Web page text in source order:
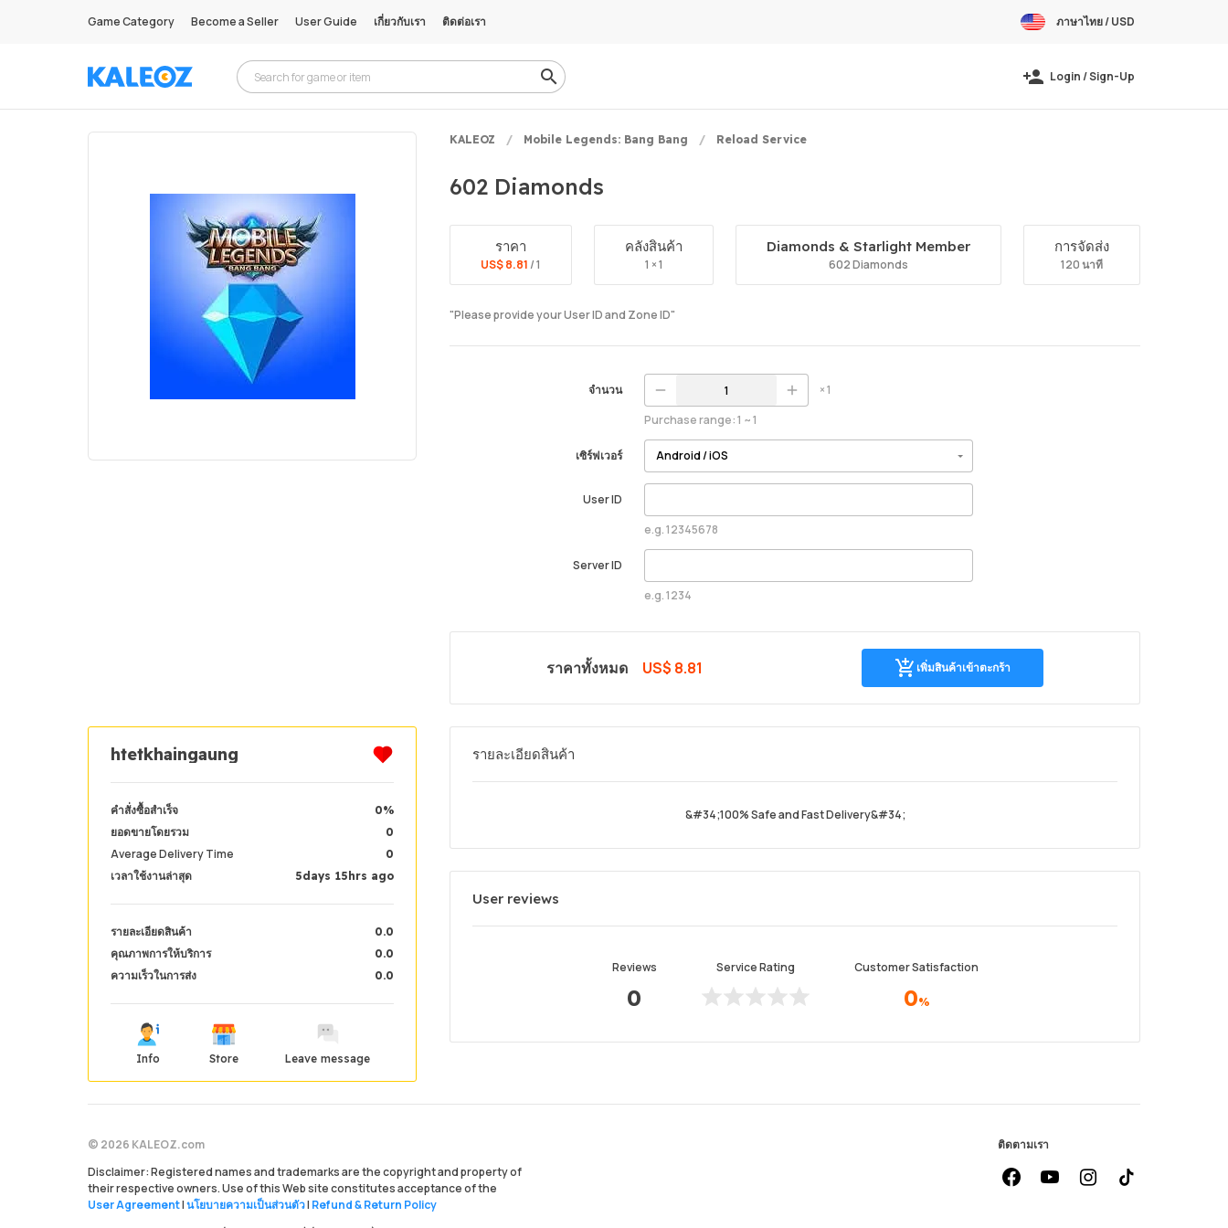
Game Category Become a Seller User Guide เกี่ยวกับเรา ติดต่อเรา ภาษาไทย / USD
Login / Sign-Up
KALEOZ Mobile Legends: Bang Bang Reload Service
602 Diamonds
ราคา
US$ 8.81 / 1
คลังสินค้า
1 × 1
Diamonds & Starlight Member
602 Diamonds
การจัดส่ง
120 นาที
"Please provide your User ID and Zone ID"
จำนวน
× 1
Purchase range: 1 ~ 1
เซิร์ฟเวอร์
User ID
e.g. 12345678
Server ID
e.g. 1234
ราคาทั้งหมด US$ 8.81 เพิ่มสินค้าเข้าตะกร้า
เพิ่มสิน
เข้า
ตะกร้า
htetkhaingaung
คำสั่งซื้อสำเร็จ 0%
ยอดขายโดยรวม 0
Average Delivery Time 0
เวลาใช้งานล่าสุด 5days 15hrs ago
รายละเอียดสินค้า 0.0
คุณภาพการให้บริการ 0.0
ความเร็วในการส่ง 0.0
Info Store Leave message
รายละเอียดสินค้า
&#34;100% Safe and Fast Delivery&#34;
User reviews
Reviews
0
Service Rating Customer Satisfaction
0%
© 2026 KALEOZ.com
Disclaimer: Registered names and trademarks are the copyright and property of
their respective owners. Use of this Web site constitutes acceptance of the
User Agreement|นโยบายความเป็นส่วนตัว| Refund & Return Policy
ติดตามเรา